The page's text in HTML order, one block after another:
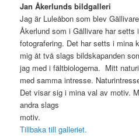
Jan Åkerlunds bildgalleri
Jag är Luleåbon som blev
Åkerlund som i Gällivare har setts
fotografering. Det har setts i mina
mig åt två slags bildskapanden
jag med i fältbiologerna. Mitt
med samma intresse.
Det visar sig i mina val av motiv.
andra slags
Tillbaka till galleriet.